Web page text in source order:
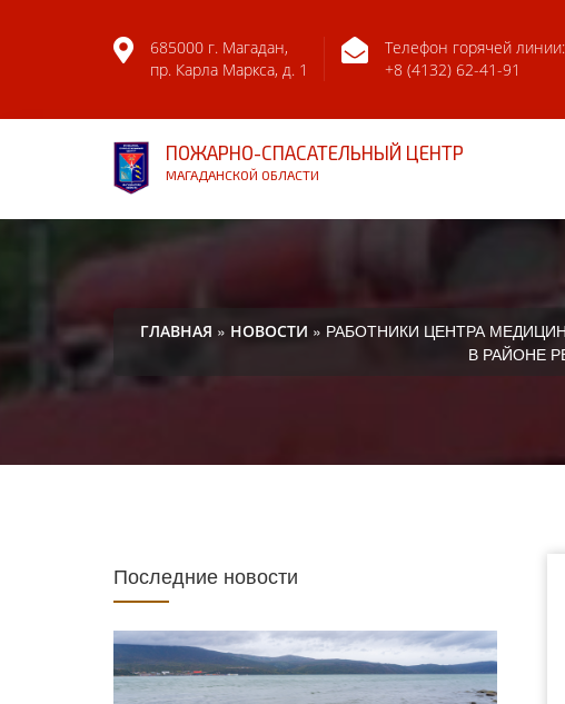
685000 г. Магадан,
пр. Карла Маркса, д. 1
Телефон горячей линии:
+8 (4132) 62-41-91
ПОЖАРНО-СПАСАТЕЛЬНЫЙ ЦЕНТР
МАГАДАНСКОЙ ОБЛАСТИ
ГЛАВНАЯ » НОВОСТИ » РАБОТНИКИ ЦЕНТРА
В РАЙОНЕ
Последние новости